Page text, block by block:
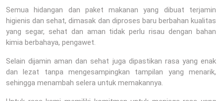
Semua hidangan dan paket makanan yang dibuat terjamin
higienis dan sehat, dimasak dan diproses baru berbahan kualitas
yang segar, sehat dan aman tidak perlu risau dengan bahan
kimia berbahaya, pengawet.
Selain dijamin aman dan sehat juga dipastikan rasa yang enak
dan lezat tanpa mengesampingkan tampilan yang menarik,
sehingga menambah selera untuk memakannya.